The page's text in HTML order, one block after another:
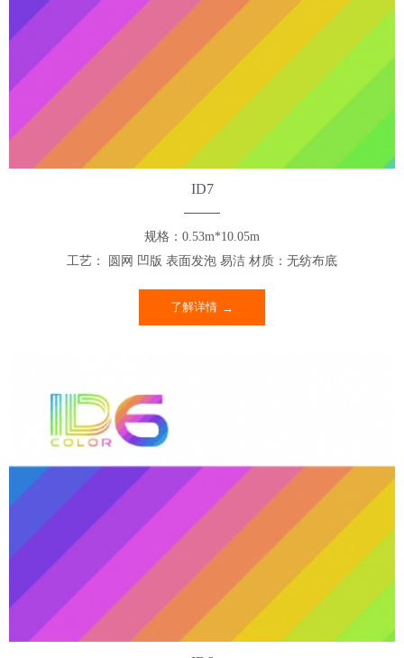
ID7
规格：0.53m*10.05m
工艺： 圆网 凹版 表面发泡 易洁 材质：无纺布底
了解详情